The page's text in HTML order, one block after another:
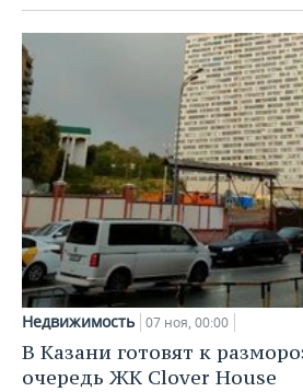
Недвижимость 07 ноя, 00:00
В Казани готовят к
очередь ЖК Clover House